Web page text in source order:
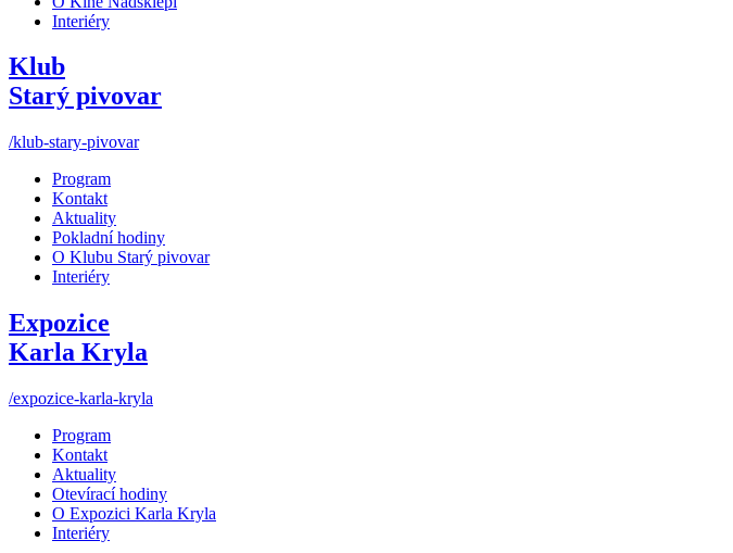
Interiéry
Klub
Starý pivovar
/klub-stary-pivovar
Program
Kontakt
Aktuality
Pokladní hodiny
O Klubu Starý pivovar
Interiéry
Expozice
Karla Kryla
/expozice-karla-kryla
Program
Kontakt
Aktuality
Otevírací hodiny
O Expozici Karla Kryla
Interiéry